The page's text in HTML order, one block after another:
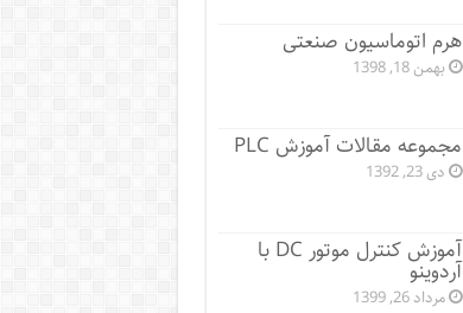
هرم اتوماسیون صنعتی
بهمن 18, 1398
مجموعه مقالات آموزش PLC
دی 23, 1392
آموزش کنترل موتور DC با
آردوینو
مرداد 26, 1399